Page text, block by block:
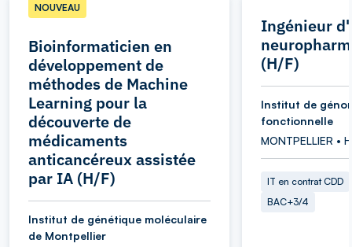
Bioinformaticien en
développement de
méthodes de Machine
Learning pour la
découverte de
médicaments
anticancéreux assistée
par IA (H/F)
NOUVEAU
Institut de génétique moléculaire
de Montpellier
Ingénieur
(H/F)
Institut de
fonctionnelle
MONTPELLIER •
IT en contrat CDD
BAC+3/4